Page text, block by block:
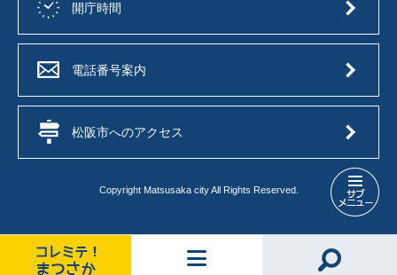
ク
ギ
文
開庁時間
電話番号案内
松阪市へのアクセス
Copyright Matsusaka city All Rights Reserved.